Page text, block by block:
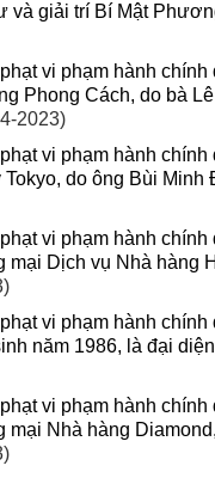
và giải trí Bí Mật
vi phạm hành
Phong Cách, do bà
2023)
vi phạm hành
do ông Bùi Minh
vi phạm hành
Dịch vụ Nhà hàng
vi phạm hành
năm 1986, là đại
vi phạm hành
Nhà hàng